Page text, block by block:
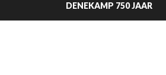
DENEKAMP 750 JAAR